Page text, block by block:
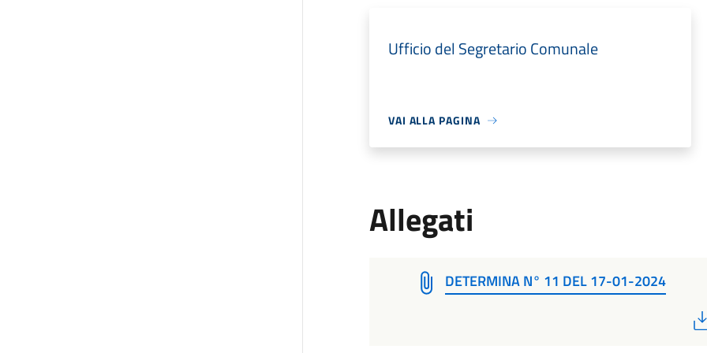
Ufficio del Segretario Comunale
VAI ALLA PAGINA
Allegati
DETERMINA N° 11 DEL 17-01-2024